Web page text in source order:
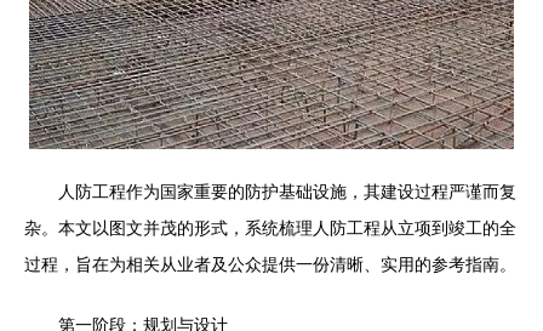
人防工程作为国家重要的防护基础设施，其建设过程严谨而复
杂。本文以图文并茂的形式，系统梳理人防工程从立项到竣工的全
过程，旨在为相关从业者及公众提供一份清晰、实用的参考指南。
第一阶段：规划与设计